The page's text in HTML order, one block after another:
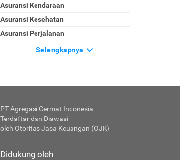
Asuransi Kendaraan
Asuransi Kesehatan
Asuransi Perjalanan
Selengkapnya
PT Agregasi Cermat Indonesia
Terdaftar dan Diawasi
oleh Otoritas Jasa Keuangan (OJK)
Didukung oleh